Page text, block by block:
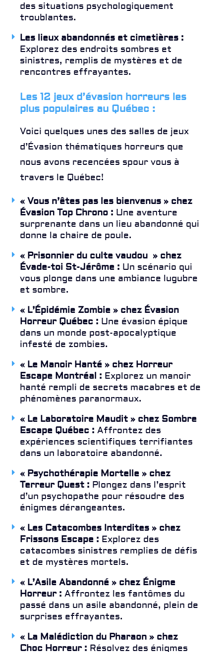
des situations psychologiquement
troublantes.
Les lieux abandonnés et cimetières :
Explorez des endroits sombres et
sinistres, remplis de mystères et de
rencontres effrayantes.
Les 12 jeux d’évasion horreurs les
plus populaires au Québec :
Voici quelques unes des salles de jeux
d’Évasion thématiques horreurs que
nous avons recencées spour vous à
travers le Québec!
« Vous n’êtes pas les bienvenus » chez
Évasion Top Chrono : Une aventure
surprenante dans un lieu abandonné qui
donne la chaire de poule.
« Prisonnier du culte vaudou » chez
Évade-toi St-Jérôme : Un scénario qui
vous plonge dans une ambiance lugubre
et sombre.
« L’Épidémie Zombie » chez Évasion
Horreur Québec : Une évasion épique
dans un monde post-apocalyptique
infesté de zombies.
« Le Manoir Hanté » chez Horreur
Escape Montréal : Explorez un manoir
hanté rempli de secrets macabres et de
phénomènes paranormaux.
« Le Laboratoire Maudit » chez Sombre
Escape Québec : Affrontez des
expériences scientifiques terrifiantes
dans un laboratoire abandonné.
« Psychothérapie Mortelle » chez
Terreur Quest : Plongez dans l’esprit
d’un psychopathe pour résoudre des
énigmes dérangeantes.
« Les Catacombes Interdites » chez
Frissons Escape : Explorez des
catacombes sinistres remplies de défis
et de mystères mortels.
« L’Asile Abandonné » chez Énigme
Horreur : Affrontez les fantômes du
passé dans un asile abandonné, plein de
surprises effrayantes.
« La Malédiction du Pharaon » chez
Choc Horreur : Résolvez des énigmes